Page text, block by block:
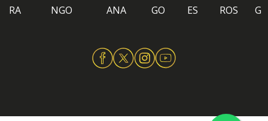
RA
NGO
ANA
GO
ES
ROS
G